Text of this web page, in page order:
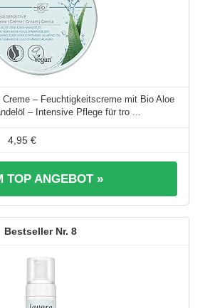
– Feuchtigkeitscreme mit Bio Aloe
– Intensive Pflege für tro ...
4,95 €
TOP ANGEBOT »
8